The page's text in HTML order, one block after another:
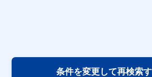
条件を変更して再検索